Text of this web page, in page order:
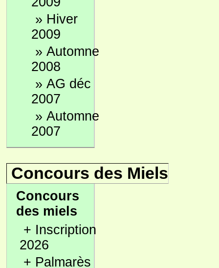
» Hiver
2009
» Automne
2008
» AG déc
2007
» Automne
2007
Concours des Miels
Concours
des miels
+ Inscription
2026
+ Palmarès